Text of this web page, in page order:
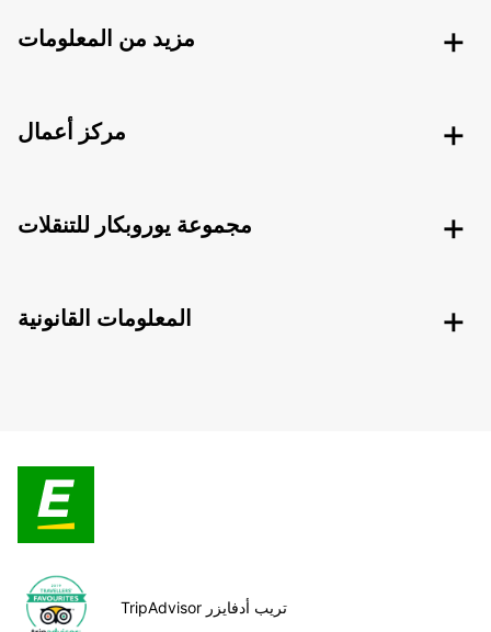
مزيد من المعلومات
مركز أعمال
مجموعة يوروبكار للتنقلات
المعلومات القانونية
TripAdvisor تريب أدفايزر